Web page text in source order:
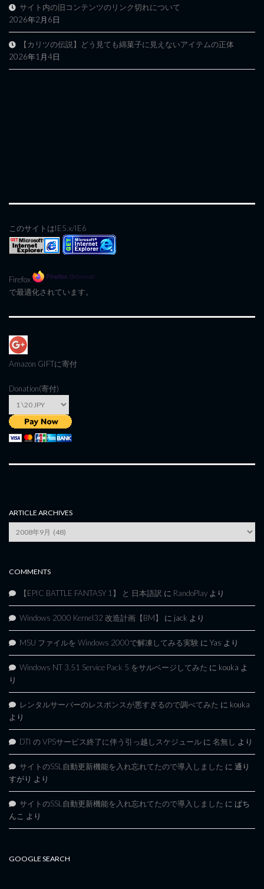
サイト内の旧コンテンツのリンク切れについて
2026年2月6日
【カリツの伝説】どう見ても綿菓子に見えないアイテムの正体
2026年1月4日
このサイトはIE5.x/IE6
Firefox
で最適化されています。
Amazon GIFTに寄付
Donation(寄付)
ARTICLE ARCHIVES
Archives
COMMENTS
【EPIC BATTLE FANTASY 1】 と 日本語訳 に RandoPlay より
Windows 2000 Kernel32 改造計画【BM】 に jack より
MSU ファイルを Windows 2000で解凍してみる実験 に Yas より
Windows NT 3.51 Service Pack 5 をサルベージしてみた に kouka よ
り
レンタルサーバーのレスポンスが悪すぎるので調べてみた に kouka
より
DTI の VPSサービス終了に伴う引っ越しスケジュール に 名無し より
サイトのSSL自動更新機能を入れ忘れてたので導入しました に 通り
すがり より
サイトのSSL自動更新機能を入れ忘れてたので導入しました に ぱち
んこ より
GOOGLE SEARCH